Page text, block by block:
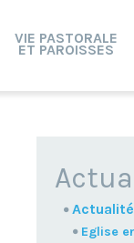
VIE PASTORALE
ET PAROISSES
Eglise